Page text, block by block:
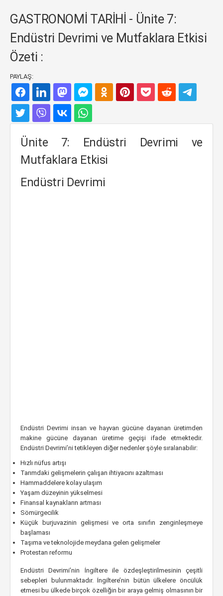
GASTRONOMİ TARİHİ - Ünite 7:
Endüstri Devrimi ve Mutfaklara Etkisi
Özeti :
PAYLAŞ:
Ünite 7: Endüstri Devrimi ve
Mutfaklara Etkisi
Endüstri Devrimi
Endüstri Devrimi insan ve hayvan gücüne dayanan üretimden
makine gücüne dayanan üretime geçişi ifade etmektedir.
Endüstri Devrimi’ni tetikleyen diğer nedenler şöyle sıralanabilir:
Hızlı nüfus artışı
Tarımdaki gelişmelerin çalışan ihtiyacını azaltması
Hammaddelere kolay ulaşım
Yaşam düzeyinin yükselmesi
Finansal kaynakların artması
Sömürgecilik
Küçük burjuvazinin gelişmesi ve orta sınıfın zenginleşmeye
başlaması
Taşıma ve teknolojide meydana gelen gelişmeler
Protestan reformu
Endüstri Devrimi’nin İngiltere ile özdeşleştirilmesinin çeşitli
sebepleri bulunmaktadır. İngiltere’nin bütün ülkelere öncülük
etmesi bu ülkede birçok özelliğin bir araya gelmiş olmasının bir